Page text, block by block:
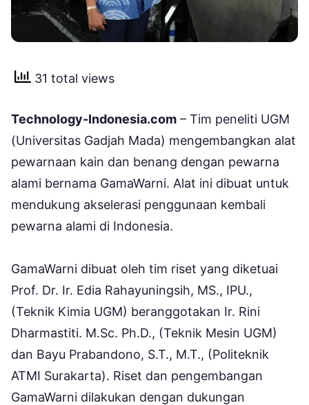
31 total views
Technology-Indonesia.com – Tim peneliti UGM
(Universitas Gadjah Mada) mengembangkan alat
pewarnaan kain dan benang dengan pewarna
alami bernama GamaWarni. Alat ini dibuat untuk
mendukung akselerasi penggunaan kembali
pewarna alami di Indonesia.
GamaWarni dibuat oleh tim riset yang diketuai
Prof. Dr. Ir. Edia Rahayuningsih, MS., IPU.,
(Teknik Kimia UGM) beranggotakan Ir. Rini
Dharmastiti. M.Sc. Ph.D., (Teknik Mesin UGM)
dan Bayu Prabandono, S.T., M.T., (Politeknik
ATMI Surakarta). Riset dan pengembangan
GamaWarni dilakukan dengan dukungan